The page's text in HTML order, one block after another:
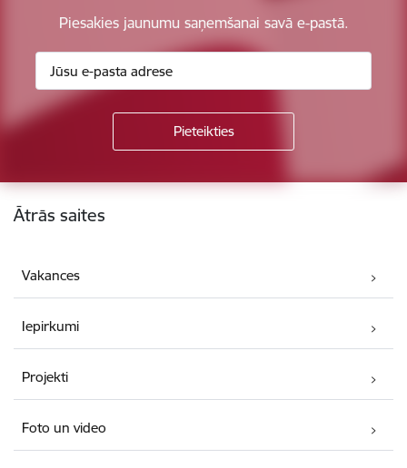
Piesakies jaunumu saņemšanai savā e-pastā.
Kājene
Ātrās saites
Vakances
Iepirkumi
Projekti
Foto un video